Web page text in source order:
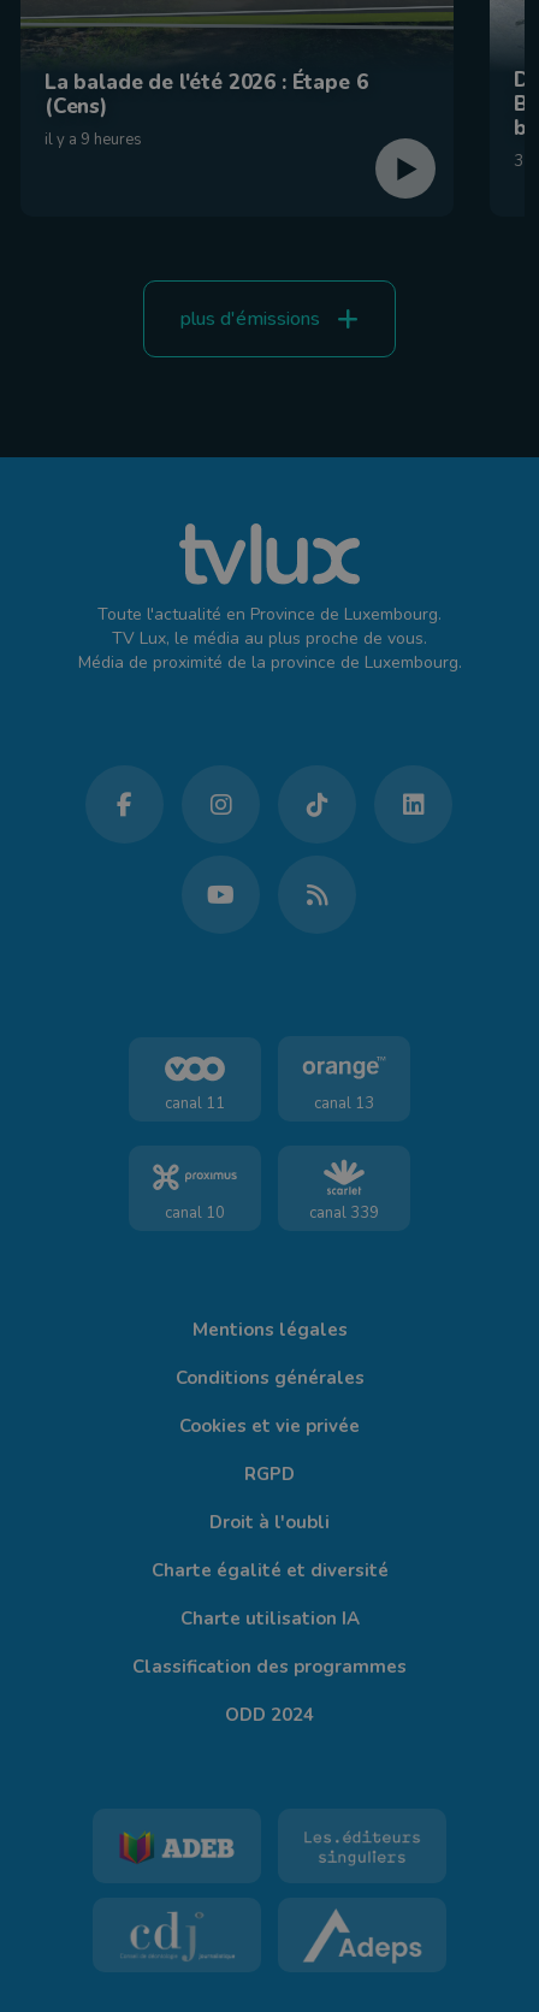
La balade de l'été 2026 : Étape 6
(Cens)
il y a 9 heures
31
plus d'émissions
Toute l'actualité en Province de Luxembourg.
TV Lux, le média au plus proche de vous.
Média de proximité de la province de Luxembourg.
canal 11 canal 13
canal 10 canal 339
Mentions légales
Conditions générales
Cookies et vie privée
RGPD
Droit à l'oubli
Charte égalité et diversité
Charte utilisation IA
Classification des programmes
ODD 2024